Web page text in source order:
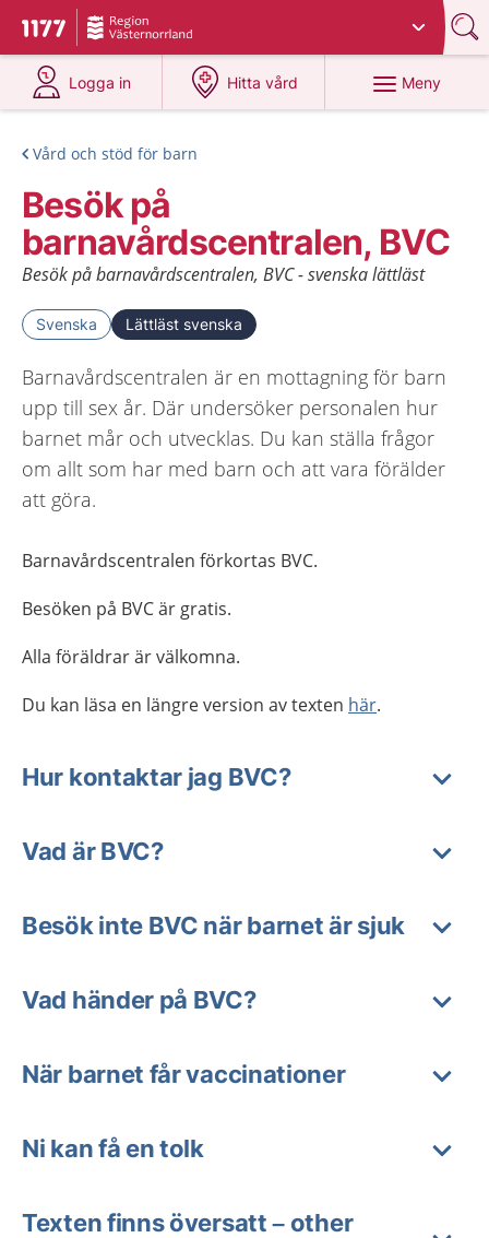
Till startsidan för 1177
Du har valt region
Logga in
på 1177.se
Hitta vård
på 1177.se
Meny
Vård och stöd för barn
Besök på
barnavårdscentralen, BVC
Besök på barnavårdscentralen, BVC - svenska lättläst
Svenska Lättläst svenska
Barnavårdscentralen är en mottagning för barn
upp till sex år. Där undersöker personalen hur
barnet mår och utvecklas. Du kan ställa frågor
om allt som har med barn och att vara förälder
att göra.
Barnavårdscentralen förkortas BVC.
Besöken på BVC är gratis.
Alla föräldrar är välkomna.
Du kan läsa en längre version av texten här.
Hur kontaktar jag BVC?
Vad är BVC?
Besök inte BVC när barnet är sjuk
Vad händer på BVC?
När barnet får vaccinationer
Ni kan få en tolk
Texten finns översatt – other